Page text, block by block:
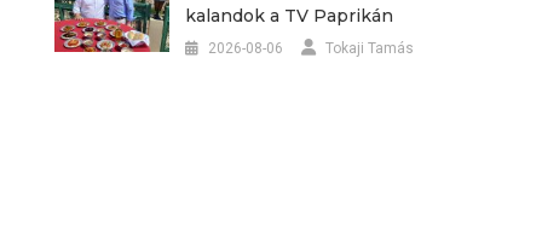
kalandok a TV Paprikán
2026-08-06 Tokaji Tamás